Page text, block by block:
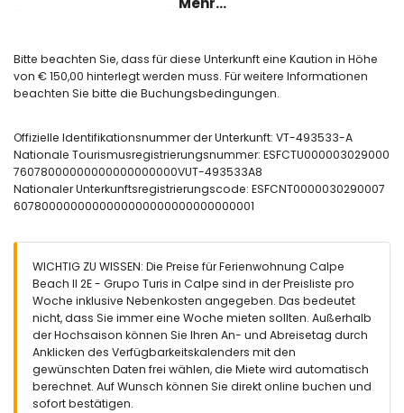
🛝 Kinderspielplatz.
Nützliche Informationen:
🚭 Rauchen ist in der Unterkunft nicht gestattet.
🚫 Haustiere sind nicht erlaubt.
📦 Bettwäsche, Handtücher und Küchentücher inklusive.
🔐 Offiziell registrierte Unterkunft.
Bitte beachten Sie, dass für diese Unterkunft eine Kaution in Höhe
von € 150,00 hinterlegt werden muss. Für weitere Informationen
beachten Sie bitte die Buchungsbedingungen.
Offizielle Identifikationsnummer der Unterkunft: VT-493533-A
Nationale Tourismusregistrierungsnummer: ESFCTU000003029000
76078000000000000000000VUT-493533A8
Nationaler Unterkunftsregistrierungscode: ESFCNT0000030290007
6078000000000000000000000000000001
WICHTIG ZU WISSEN: Die Preise für Ferienwohnung Calpe
Beach II 2E - Grupo Turis in Calpe sind in der Preisliste pro
Woche inklusive Nebenkosten angegeben. Das bedeutet
nicht, dass Sie immer eine Woche mieten sollten. Außerhalb
der Hochsaison können Sie Ihren An- und Abreisetag durch
Anklicken des Verfügbarkeitskalenders mit den
gewünschten Daten frei wählen, die Miete wird automatisch
berechnet. Auf Wunsch können Sie direkt online buchen und
sofort bestätigen.